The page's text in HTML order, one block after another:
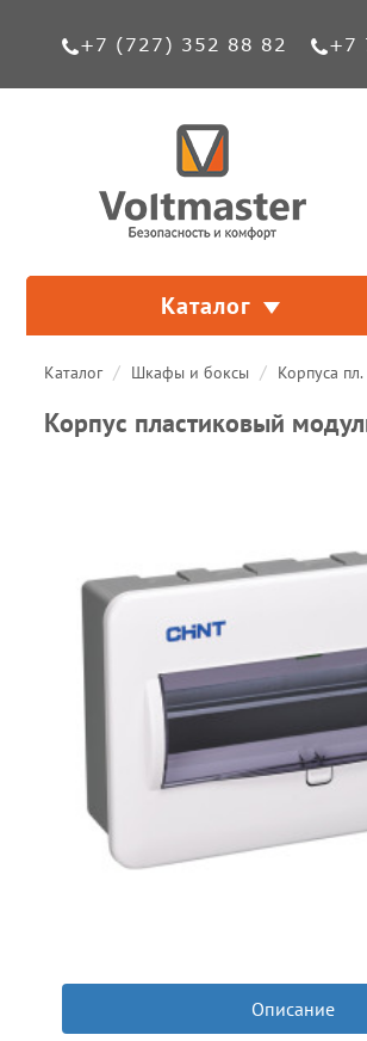
+7 (727) 352 88 82 +7
Каталог
Каталог Шкафы и боксы Корпуса
Корпус пластиковый
Описание